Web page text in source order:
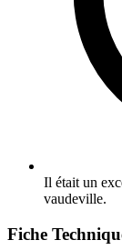
Il était un
vaudeville.
Fiche